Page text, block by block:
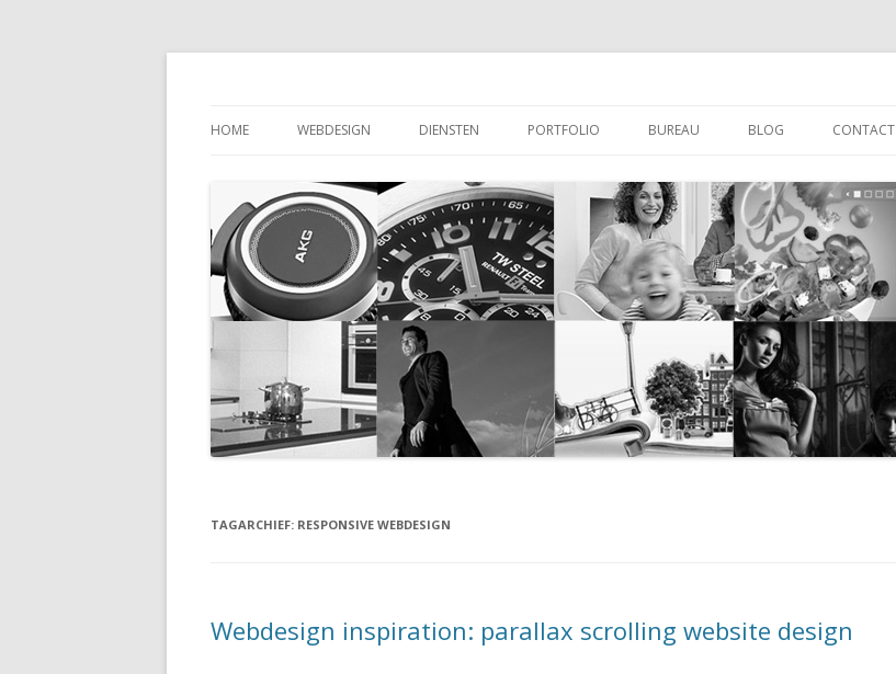
HOME WEBDESIGN
WEBDESIGN EINDHOVEN
WEBDESIGN AMSTERDAM
WEBDESIGN INSPIRATION
DIENSTEN
ONTWERP
WEBDESIGN WEBSITE & WEBSHOP
PROFESSIONELE WEBSITE
WEBSITE BOUWEN
WEBSITE BEHEER (CMS)
PORTFOLIO BUREAU
PROFESSIONEEL WEBDESIGN
WEBDESIGN OFFERTE
BLOG CONTACT
TAGARCHIEF: RESPONSIVE WEBDESIGN
Webdesign inspiration: parallax scrolling website design